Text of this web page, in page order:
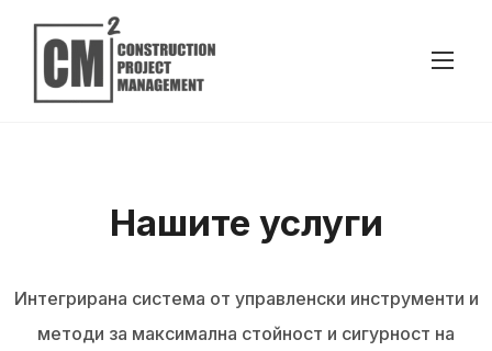
Нашите услуги
Интегрирана система от управленски инструменти и
методи за максимална стойност и сигурност на